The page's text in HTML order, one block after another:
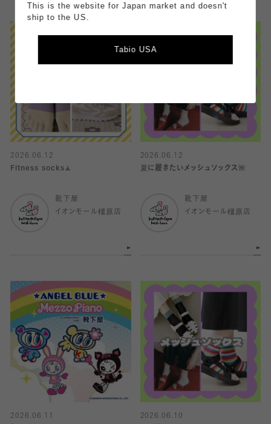
2026.06.12
Fitness socks🧘
靴下屋
イオンモール橿原店
2026.06.12
夏に履きたいメッシュソックス🌺
靴下屋
イオンモール橿原店
2026.06.11
2026.06.10
This is the website for Japan market and doesn't
ship to the US.
Tabio USA